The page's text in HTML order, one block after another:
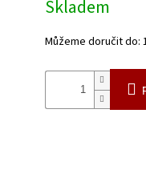
Skladem
Můžeme doručit do: